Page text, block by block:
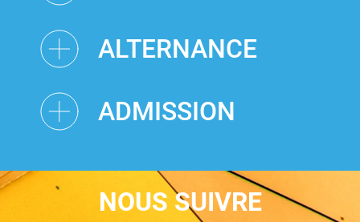
ALTERNANCE
ADMISSION
NOUS SUIVRE